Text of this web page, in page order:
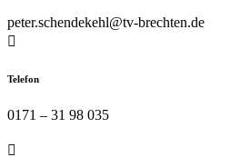
peter.schendekehl@tv-brechten.de

Telefon
0171 – 31 98 035
